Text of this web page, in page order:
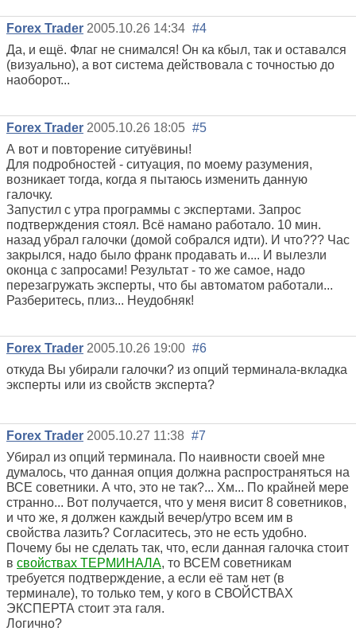
Forex Trader 2005.10.26 14:34 #4
Да, и ещё. Флаг не снимался! Он ка кбыл, так и оставался
(визуально), а вот система действовала с точностью до
наоборот...
Forex Trader 2005.10.26 18:05 #5
А вот и повторение ситуёвины!
Для подробностей - ситуация, по моему разумения,
возникает тогда, когда я пытаюсь изменить данную
галочку.
Запустил с утра программы с экспертами. Запрос
подтверждения стоял. Всё намано работало. 10 мин.
назад убрал галочки (домой собрался идти). И что??? Час
закрылся, надо было франк продавать и.... И вылезли
оконца с запросами! Результат - то же самое, надо
перезагружать эксперты, что бы автоматом работали...
Разберитесь, плиз... Неудобняк!
Forex Trader 2005.10.26 19:00 #6
откуда Вы убирали галочки? из опций терминала-вкладка
эксперты или из свойств эксперта?
Forex Trader 2005.10.27 11:38 #7
Убирал из опций терминала. По наивности своей мне
думалось, что данная опция должна распространяться на
ВСЕ советники. А что, это не так?... Хм... По крайней мере
странно... Вот получается, что у меня висит 8 советников,
и что же, я должен каждый вечер/утро всем им в
свойства лазить? Согласитесь, это не есть удобно.
Почему бы не сделать так, что, если данная галочка стоит
в свойствах ТЕРМИНАЛА, то ВСЕМ советникам
требуется подтверждение, а если её там нет (в
терминале), то только тем, у кого в СВОЙСТВАХ
ЭКСПЕРТА стоит эта галя.
Логично?